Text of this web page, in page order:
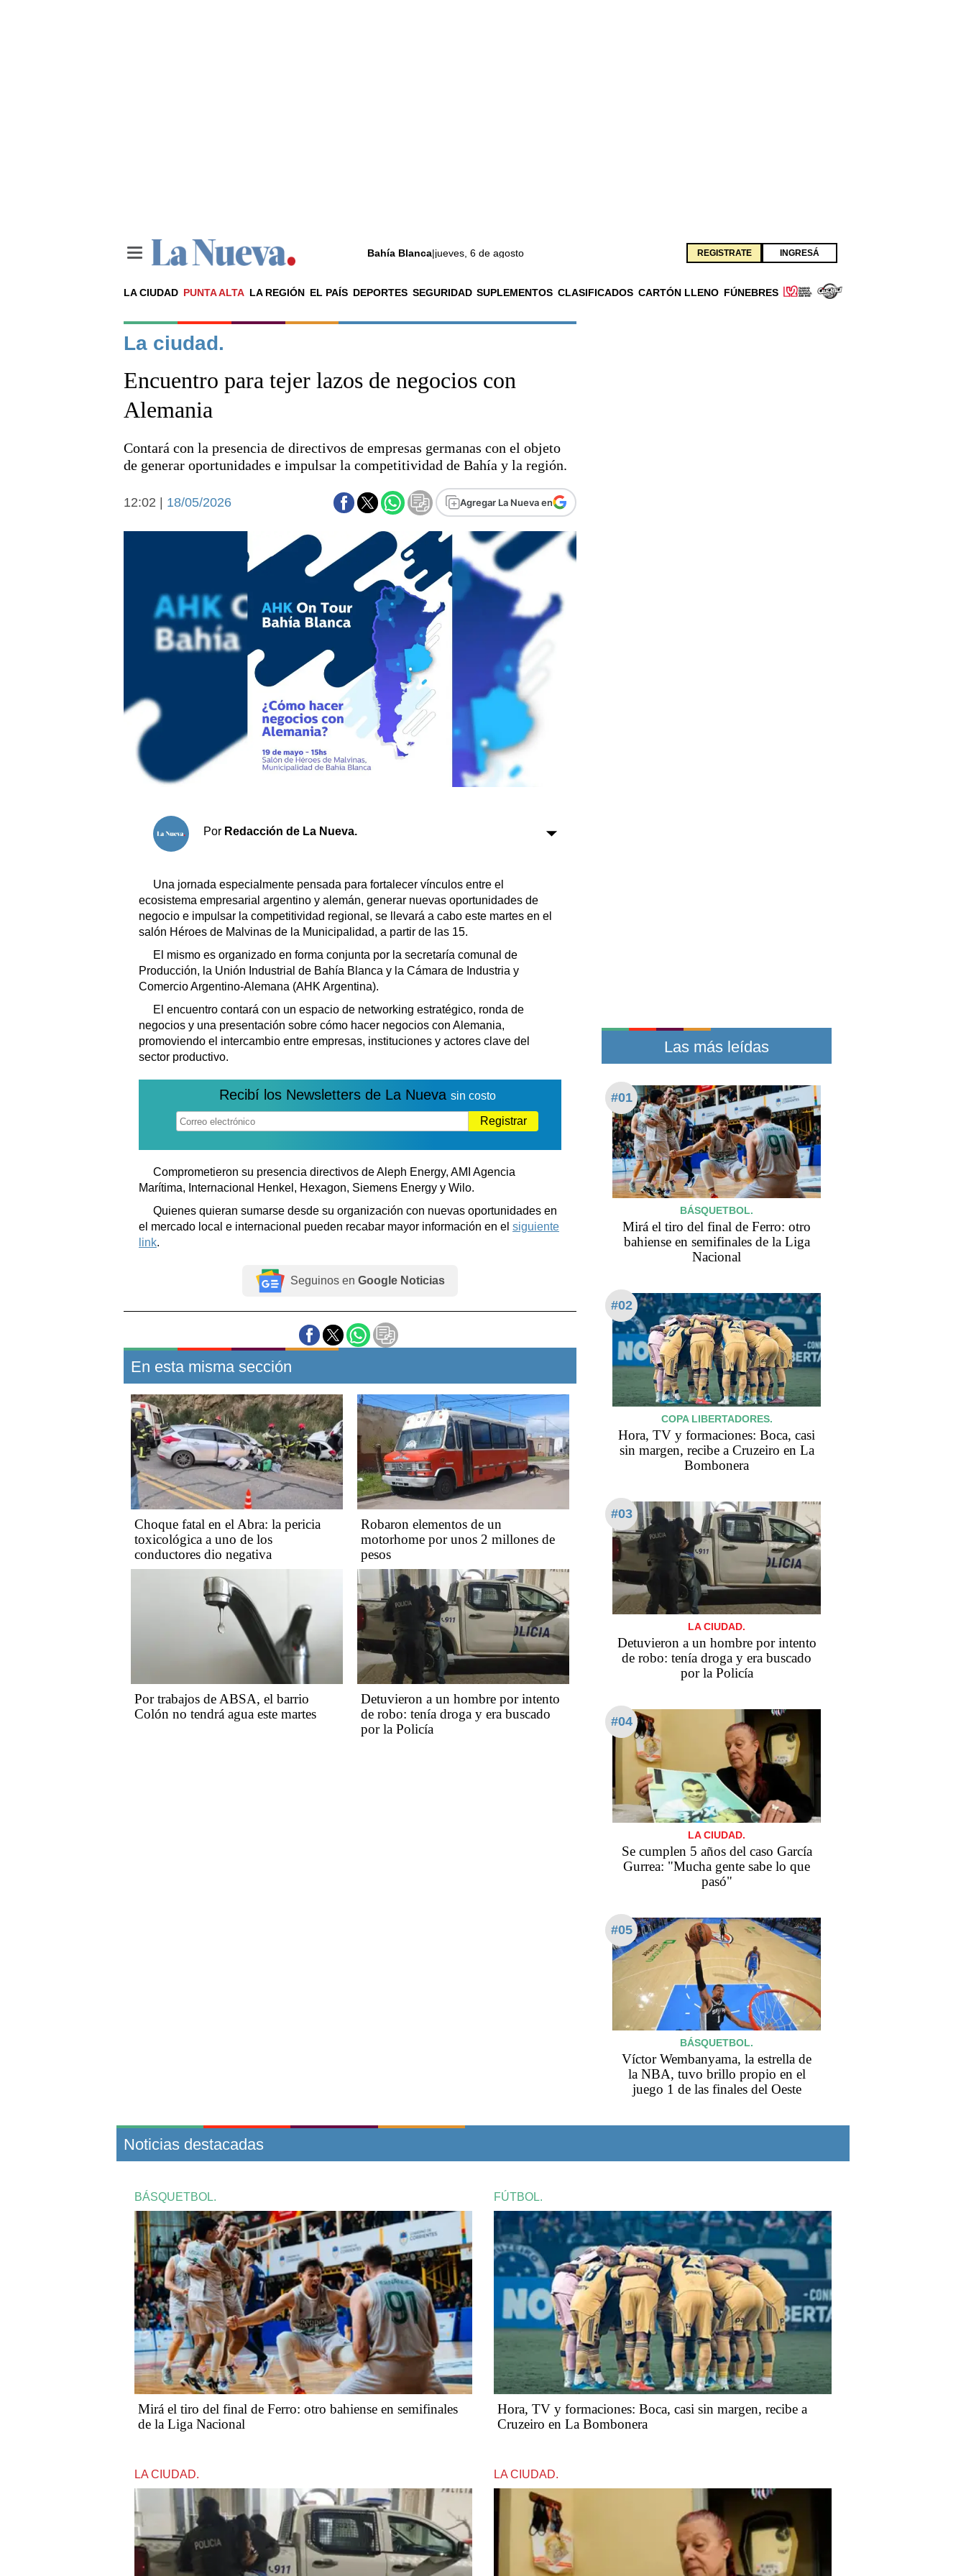
Bahía Blanca|jueves, 6 de agosto REGISTRATE INGRESÁ
LA CIUDAD PUNTA ALTA LA REGIÓN EL PAÍS DEPORTES SEGURIDAD SUPLEMENTOS CLASIFICADOS CARTÓN LLENO FÚNEBRES
Noticias
La ciudad
El país
Deportes
Escenario Olímpico
Liga del Sur
Básquetbol
Fútbol
Federal A
Aplausos
Cines
Economía y campo
Economía y finanzas
Con el campo
Espacio empresas
Sociedad y tiempo libre
Sociedad
Tecnología
Turismo
Salud
Es viral
El tiempo
Fúnebres
Horóscopo
Suplementos
Loterías
Datos Útiles
Fúnebres
Edictos
Teléfonos de urgencia
La ciudad.
Encuentro para tejer lazos de negocios con
Alemania
Contará con la presencia de directivos de empresas germanas con el objeto
de generar oportunidades e impulsar la competitividad de Bahía y la región.
Agregar La Nueva en
12:02 | 18/05/2026
Por Redacción de La Nueva.
Una jornada especialmente pensada para fortalecer vínculos entre el
ecosistema empresarial argentino y alemán, generar nuevas oportunidades de
negocio e impulsar la competitividad regional, se llevará a cabo este martes en el
salón Héroes de Malvinas de la Municipalidad, a partir de las 15.
El mismo es organizado en forma conjunta por la secretaría comunal de
Producción, la Unión Industrial de Bahía Blanca y la Cámara de Industria y
Comercio Argentino-Alemana (AHK Argentina).
El encuentro contará con un espacio de networking estratégico, ronda de
negocios y una presentación sobre cómo hacer negocios con Alemania,
promoviendo el intercambio entre empresas, instituciones y actores clave del
sector productivo.
Recibí los Newsletters de La Nueva sin costo
Registrar
Comprometieron su presencia directivos de Aleph Energy, AMI Agencia
Marítima, Internacional Henkel, Hexagon, Siemens Energy y Wilo.
Quienes quieran sumarse desde su organización con nuevas oportunidades en
el mercado local e internacional pueden recabar mayor información en el siguiente
link.
Seguinos en Google Noticias
En esta misma sección
Choque fatal en el Abra: la pericia
toxicológica a uno de los
conductores dio negativa
Robaron elementos de un
motorhome por unos 2 millones de
pesos
Por trabajos de ABSA, el barrio
Colón no tendrá agua este martes
Detuvieron a un hombre por intento
de robo: tenía droga y era buscado
por la Policía
Las más leídas
#01
BÁSQUETBOL.
Mirá el tiro del final de Ferro: otro
bahiense en semifinales de la Liga
Nacional
#02
COPA LIBERTADORES.
Hora, TV y formaciones: Boca, casi
sin margen, recibe a Cruzeiro en La
Bombonera
#03
LA CIUDAD.
Detuvieron a un hombre por intento
de robo: tenía droga y era buscado
por la Policía
#04
LA CIUDAD.
Se cumplen 5 años del caso García
Gurrea: "Mucha gente sabe lo que
pasó"
#05
BÁSQUETBOL.
Víctor Wembanyama, la estrella de
la NBA, tuvo brillo propio en el
juego 1 de las finales del Oeste
Noticias destacadas
BÁSQUETBOL.
Mirá el tiro del final de Ferro: otro bahiense en semifinales
de la Liga Nacional
FÚTBOL.
Hora, TV y formaciones: Boca, casi sin margen, recibe a
Cruzeiro en La Bombonera
LA CIUDAD. LA CIUDAD.